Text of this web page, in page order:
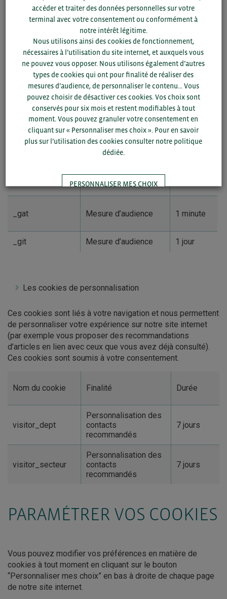
Ces cookies nous permettent de connaître l’utilisation, la
fréquentation de nos pages et les performances de notre
site internet (pages les plus consultées, recherches
effectuées par exemple). L’objectif de Bretagne Commerce
International en utilisant ces cookies est d’améliorer le
fonctionnement et l’ergonomie de son site internet. Ces
cookies sont soumis à votre consentement.
Nom du cookie Finalité Durée
Mesure d’audience
_gat Mesure d’audience 1 minute
_git Mesure d’audience 1 jour
Les cookies de personnalisation
Ces cookies sont liés à votre navigation et nous permettent
de personnaliser votre expérience sur notre site internet
(par exemple vous proposer des recommandations
d’articles en lien avec ceux que vous avez déjà consulté).
Ces cookies sont soumis à votre consentement.
Nom du cookie Finalité Durée
visitor_dept
Personnalisation des
contacts
recommandés
7 jours
visitor_secteur
Personnalisation des
contacts
recommandés
7 jours
PARAMÉTRER VOS COOKIES
Vous pouvez modifier vos préférences en matière de
cookies à tout moment en cliquant sur le bouton
“Personnaliser mes choix” en bas à droite de chaque page
de notre site internet.
accéder et traiter des données personnelles sur votre
terminal avec votre consentement ou conformément à
notre intérêt légitime.
Nous utilisons ainsi des cookies de fonctionnement,
nécessaires à l’utilisation du site internet, et auxquels vous
ne pouvez vous opposer. Nous utilisons également d’autres
types de cookies qui ont pour finalité de réaliser des
mesures d’audience, de personnaliser le contenu... Vous
pouvez choisir de désactiver ces cookies. Vos choix sont
conservés pour six mois et restent modifiables à tout
moment. Vous pouvez granuler votre consentement en
cliquant sur « Personnaliser mes choix ». Pour en savoir
plus sur l’utilisation des cookies consulter notre politique
dédiée.
PERSONNALISER MES CHOIX
TOUT ACCEPTER